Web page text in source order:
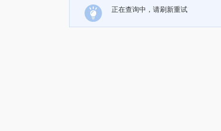
正在查询中，请刷新重试